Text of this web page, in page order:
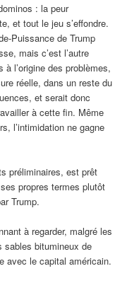
: la peur
et tout le jeu s’effondre.
Puissance de Trump
mais c’est l’autre
l’origine des problèmes,
réelle, dans un reste du
et serait donc
à cette fin. Même
l’intimidation ne gagne
préliminaires, est prêt
propres termes plutôt
Trump.
à regarder, malgré les
sables bitumineux de
avec le capital américain.